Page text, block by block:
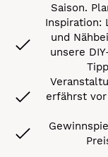
Saison.
Inspiration:
und
unsere
erfährst